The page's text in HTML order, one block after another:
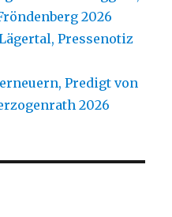
2026
Pressenotiz
Predigt von
2026